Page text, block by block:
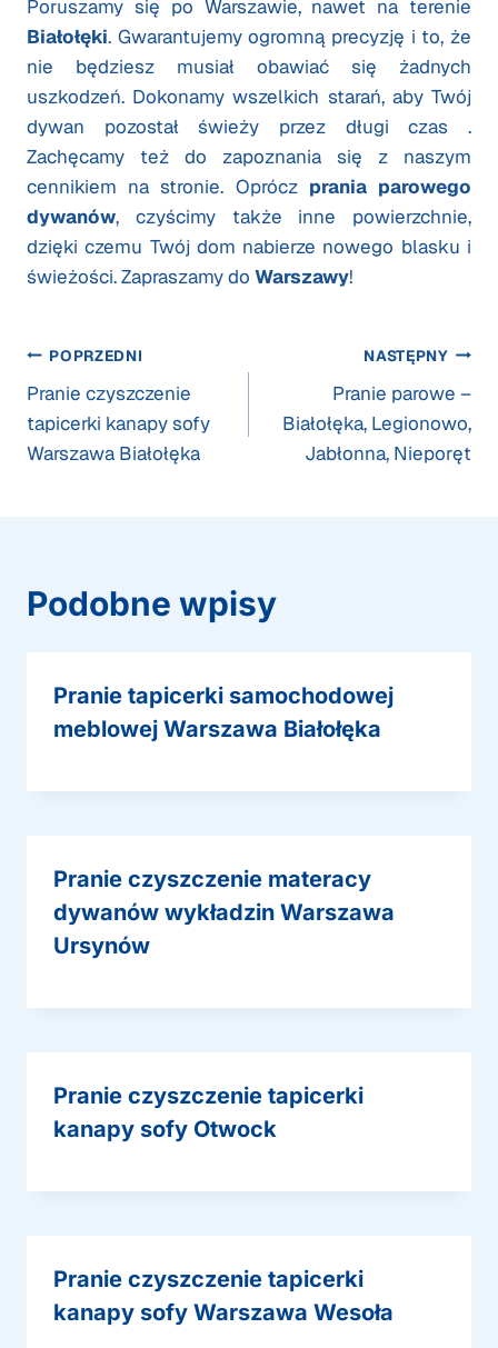
Poruszamy się po Warszawie, nawet na terenie
Białołęki. Gwarantujemy ogromną precyzję i to, że
nie będziesz musiał obawiać się żadnych
uszkodzeń. Dokonamy wszelkich starań, aby Twój
dywan pozostał świeży przez długi czas .
Zachęcamy też do zapoznania się z naszym
cennikiem na stronie. Oprócz prania parowego
dywanów, czyścimy także inne powierzchnie,
dzięki czemu Twój dom nabierze nowego blasku i
świeżości. Zapraszamy do Warszawy!
Nawigacja
wpisu
POPRZEDNI
Pranie czyszczenie
tapicerki kanapy sofy
Warszawa Białołęka
NASTĘPNY
Pranie parowe –
Białołęka, Legionowo,
Jabłonna, Nieporęt
Podobne wpisy
Pranie tapicerki samochodowej
meblowej Warszawa Białołęka
Pranie czyszczenie materacy
dywanów wykładzin Warszawa
Ursynów
Pranie czyszczenie tapicerki
kanapy sofy Otwock
Pranie czyszczenie tapicerki
kanapy sofy Warszawa Wesoła